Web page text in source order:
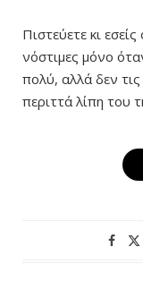
Πιστεύετε κι
νόστιμες μόνο
πολύ, αλλά δεν
περιττά λίπη του